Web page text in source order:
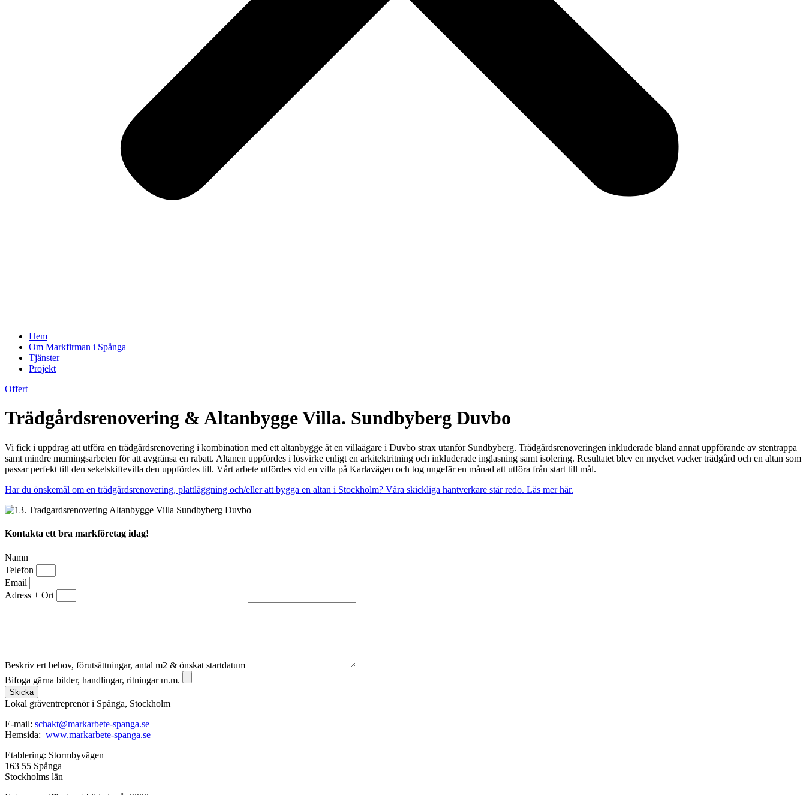
Hem
Om Markfirman i Spånga
Tjänster
Projekt
Offert
Trädgårdsrenovering & Altanbygge Villa. Sundbyberg Duvbo
Vi fick i uppdrag att utföra en trädgårdsrenovering i kombination med ett altanbygge åt en villaägare i Duvbo strax utanför Sundbyberg. Trädgårdsrenoveringen inkluderade bland annat uppförande av stentrappa
samt mindre murningsarbeten för att avgränsa en rabatt. Altanen uppfördes i lösvirke enligt en arkitektritning och inkluderade inglasning samt isolering. Resultatet blev en mycket vacker trädgård och en altan som
passar perfekt till den sekelskiftevilla den uppfördes till. Vårt arbete utfördes vid en villa på Karlavägen och tog ungefär en månad att utföra från start till mål.
Har du önskemål om en trädgårdsrenovering, plattläggning och/eller att bygga en altan i Stockholm? Våra skickliga hantverkare står redo. Läs mer här.
Kontakta ett bra markföretag idag!
Namn
Telefon
Email
Adress + Ort
Beskriv ert behov, förutsättningar, antal m2 & önskat startdatum
Bifoga gärna bilder, handlingar, ritningar m.m.
Skicka
Lokal gräventreprenör i Spånga, Stockholm
E-mail: schakt@markarbete-spanga.se
Hemsida: www.markarbete-spanga.se
Etablering: Stormbyvägen
163 55 Spånga
Stockholms län